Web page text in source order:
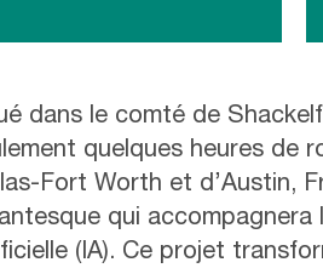
dans le comté de
quelques heures de
Fort Worth et d’Austin,
qui accompagnera
(IA). Ce projet